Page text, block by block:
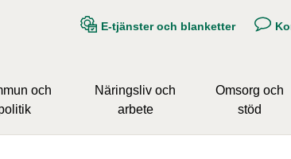
E-tjänster och blanketter
och
Näringsliv och
arbete
Omsorg och
stöd